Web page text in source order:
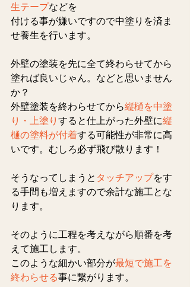
生テープなどを
付ける事が嫌いですので中塗りを済ま
せ養生を行います。
外壁の塗装を先に全て終わらせてから
塗れば良いじゃん。などと思いません
か？
外壁塗装を終わらせてから縦樋を中塗
り・上塗り すると仕上がった外壁に縦
樋の塗料が付着する可能性が非常に高
いです。むしろ必ず飛び散ります！
そうなってしまうと タッチアップをす
る手間も増えますので余計な施工とな
ります。
そのように工程を考えながら順番を考
えて施工します。
このような細かい部分が最短で施工を
終わらせる事に繋がります。